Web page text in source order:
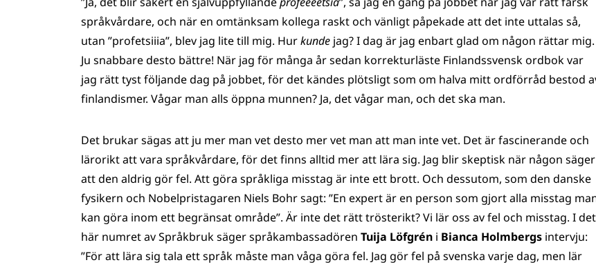
språkvårdare, och när en omtänksam kollega raskt och vänligt påpekade att det inte uttalas så,
utan ”profetsiiia”, blev jag lite till mig. Hurkunde jag? I dag är jag enbart glad om någon rättar mig.
Ju snabbare desto bättre! När jag för många år sedan korrekturläste Finlandssvensk ordbok var
jag rätt tyst följande dag på jobbet, för det kändes plötsligt som om halva mitt ordförråd bestod
finlandismer. Vågar man alls öppna munnen? Ja, det vågar man, och det ska man.
Det brukar sägas att ju mer man vet desto mer vet man att man inte vet. Det är fascinerande och
lärorikt att vara språkvårdare, för det finns alltid mer att lära sig. Jag blir skeptisk när någon säger
att den aldrig gör fel. Att göra språkliga misstag är inte ett brott. Och dessutom, som den danske
fysikern och Nobelpristagaren Niels Bohr sagt: ”En expert är en person som gjort alla misstag
kan göra inom ett begränsat område”. Är inte det rätt trösterikt? Vi lär oss av fel och misstag. I det
här numret av Språkbruk säger språkambassadören Tuija Löfgrén i Bianca Holmbergs intervju:
”För att lära sig tala ett språk måste man våga göra fel. Jag gör fel på svenska varje dag, men lär